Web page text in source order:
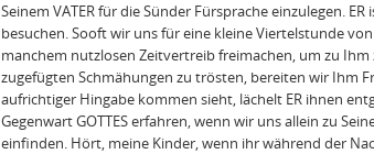
Seinem VATER für die Sünder Fürsprache einzulegen.
besuchen. Sooft wir uns für eine kleine Viertelstunde
manchem nutzlosen Zeitvertreib freimachen, um zu
zugefügten Schmähungen zu trösten, bereiten wir Ihm
aufrichtiger Hingabe kommen sieht, lächelt ER ihnen
Gegenwart GOTTES erfahren, wenn wir uns allein zu
einfinden. Hört, meine Kinder, wenn ihr während der